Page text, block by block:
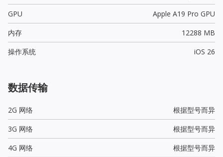
GPU
Apple A19 Pro GPU
内存
12288 MB
操作系统
iOS 26
数据传输
2G 网络
根据型号而异
3G 网络
根据型号而异
4G 网络
根据型号而异